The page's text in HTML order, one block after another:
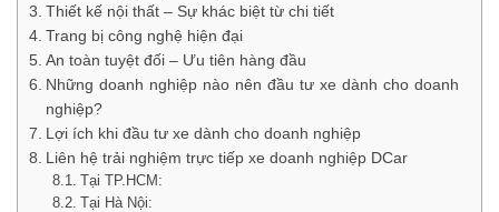
Thiết kế nội thất – Sự khác biệt từ chi tiết
Trang bị công nghệ hiện đại
An toàn tuyệt đối – Ưu tiên hàng đầu
Những doanh nghiệp nào nên đầu tư xe dành cho doanh
nghiệp?
Lợi ích khi đầu tư xe dành cho doanh nghiệp
Liên hệ trải nghiệm trực tiếp xe doanh nghiệp DCar
Tại TP.HCM:
Tại Hà Nội: